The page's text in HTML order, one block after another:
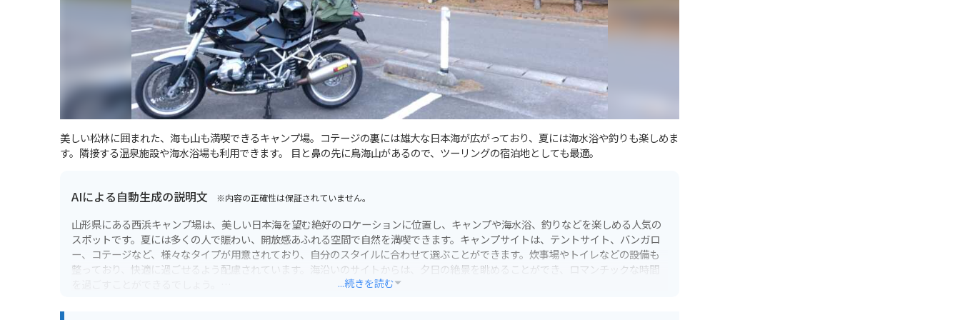
美しい松林に囲まれた、海も山も満喫できるキャンプ場。コテージの裏には雄大な日本海が広がっており、夏には海水浴や釣りも楽しめま
す。隣接する温泉施設や海水浴場も利用できます。 目と鼻の先に鳥海山があるので、ツーリングの宿泊地としても最適。
AIによる自動生成の説明文 ※内容の正確性は保証されていません。
山形県にある西浜キャンプ場は、美しい日本海を望む絶好のロケーションに位置し、キャンプや海水浴、釣りなどを楽しめる人気の
スポットです。夏には多くの人で賑わい、開放感あふれる空間で自然を満喫できます。キャンプサイトは、テントサイト、バンガロ
ー、コテージなど、様々なタイプが用意されており、自分のスタイルに合わせて選ぶことができます。炊事場やトイレなどの設備も
整っており、快適に過ごせるよう配慮されています。海沿いのサイトからは、夕日の絶景を眺めることができ、ロマンチックな時間
...続きを読む